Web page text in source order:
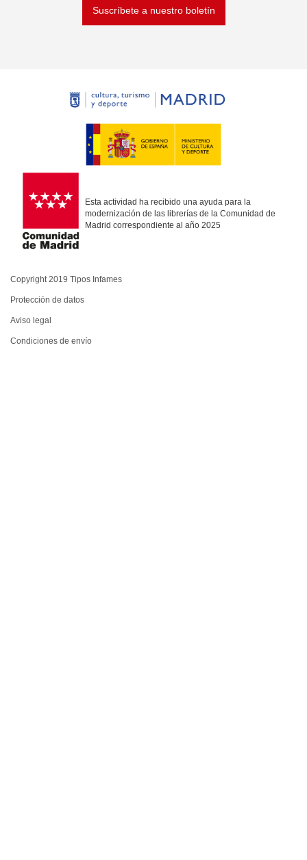
Suscríbete a nuestro boletín
Esta actividad ha recibido una ayuda para la
modernización de las librerías de la Comunidad de
Madrid correspondiente al año 2025
Copyright 2019 Tipos Infames
Protección de datos
Aviso legal
Condiciones de envío